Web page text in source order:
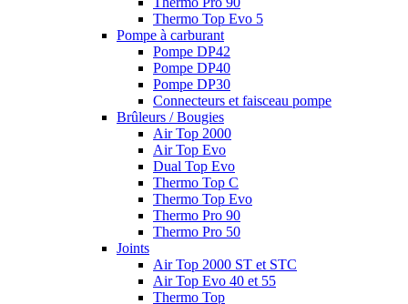
Thermo Top Evo 5
Pompe à carburant
Pompe DP42
Pompe DP40
Pompe DP30
Connecteurs et faisceau pompe
Brûleurs / Bougies
Air Top 2000
Air Top Evo
Dual Top Evo
Thermo Top C
Thermo Top Evo
Thermo Pro 90
Thermo Pro 50
Joints
Air Top 2000 ST et STC
Air Top Evo 40 et 55
Thermo Top